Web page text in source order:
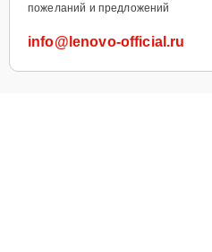
пожеланий и предложений
info@lenovo-official.ru